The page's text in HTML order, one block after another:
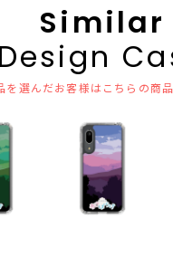
Similar
Design
を選んだお客様はこちらの商